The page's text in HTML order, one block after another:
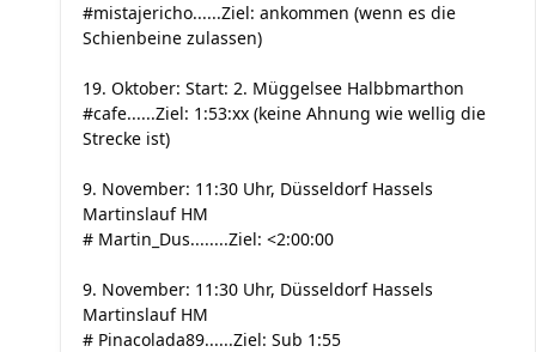
#mistajericho......Ziel: ankommen (wenn es die
Schienbeine zulassen)
19. Oktober: Start: 2. Müggelsee Halbbmarthon
#cafe......Ziel: 1:53:xx (keine Ahnung wie wellig die
Strecke ist)
9. November: 11:30 Uhr, Düsseldorf Hassels
Martinslauf HM
# Martin_Dus........Ziel: <2:00:00
9. November: 11:30 Uhr, Düsseldorf Hassels
Martinslauf HM
# Pinacolada89......Ziel: Sub 1:55